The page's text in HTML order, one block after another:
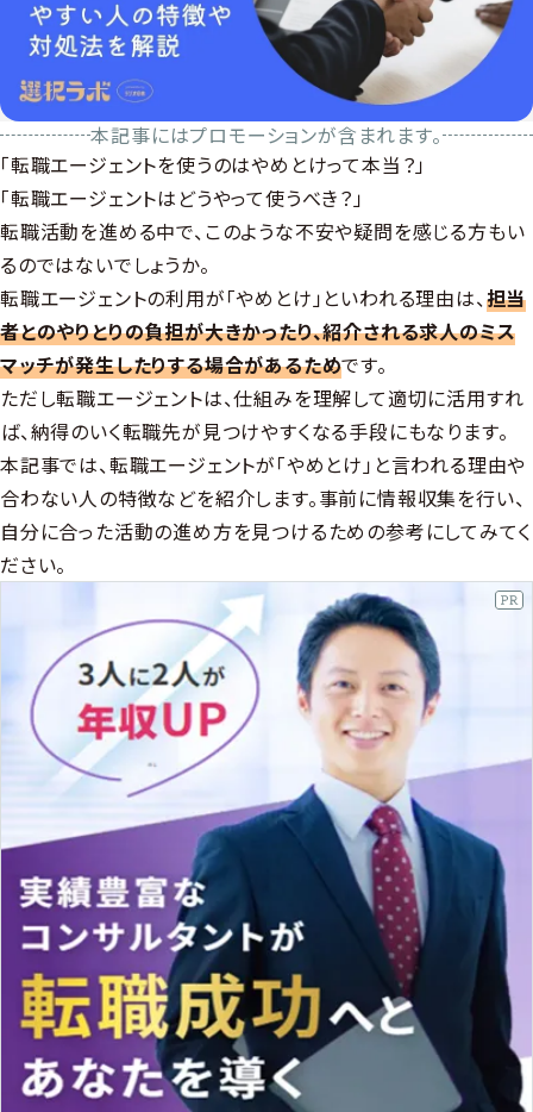
本記事にはプロモーションが含まれます。
「転職エージェントを使うのはやめとけって本当？」
「転職エージェントはどうやって使うべき？」
転職活動を進める中で、このような不安や疑問を感じる方もい
るのではないでしょうか。
転職エージェントの利用が「やめとけ」といわれる理由は、担当
者とのやりとりの負担が大きかったり、紹介される求人のミス
マッチが発生したりする場合があるためです。
ただし転職エージェントは、仕組みを理解して適切に活用すれ
ば、納得のいく転職先が見つけやすくなる手段にもなります。
本記事では、転職エージェントが「やめとけ」と言われる理由や
合わない人の特徴などを紹介します。事前に情報収集を行い、
自分に合った活動の進め方を見つけるための参考にしてみてく
ださい。